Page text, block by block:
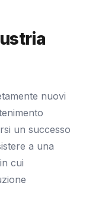
nuovi
un successo
a una
cui